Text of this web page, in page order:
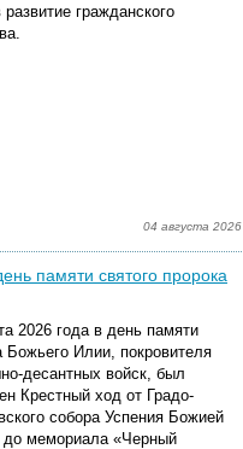
гражданского
04 августа 2026
памяти святого пророка
2026 года в день памяти
Божьего Илии, покровителя
десантных войск, был
Крестный ход от Градо-
собора Успения Божией
до мемориала «Черный